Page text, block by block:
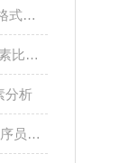
器
分析
分析
具包